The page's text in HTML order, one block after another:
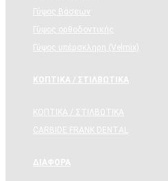
Γύψος Βάσεων
Γύψος ορθοδοντικής
Γύψος υπέρσκληρη (Velmix)
ΚΟΠΤΙΚΑ / ΣΤΙΛΒΩΤΙΚΑ
ΚΟΠΤΙΚΑ / ΣΤΙΛΒΩΤΙΚΑ
CARBIDE FRANK DENTAL
ΔΙΑΦΟΡΑ